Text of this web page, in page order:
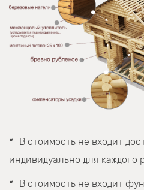
В стоимость не входит
индивидуально для каждого
В стоимость не входит